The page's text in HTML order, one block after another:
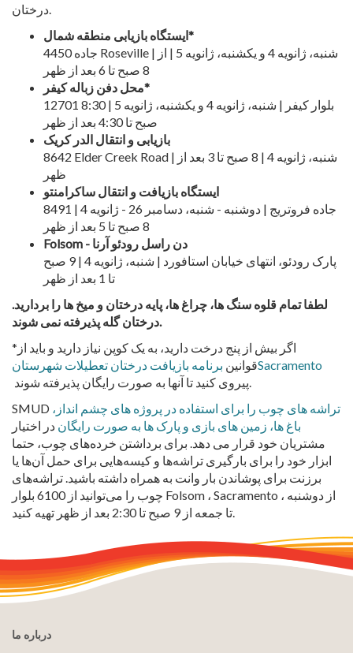
درختان.
ایستگاه بازیابی منطقه شمال*
4450 جاده Roseville | شنبه، ژانویه 4 و یکشنبه، ژانویه 5 | از
8 صبح تا 6 بعد از ظهر
محل دفن زباله کیفر*
12701 بلوار کیفر | شنبه، ژانویه 4 و یکشنبه، ژانویه 5 | 8:30
صبح تا 4:30 بعد از ظهر
بازیابی و انتقال الدر کریک
8642 Elder Creek Road | شنبه، ژانویه 4 | 8 صبح تا 3 بعد از
ظهر
ایستگاه بازیافت و انتقال ساکرامنتو
8491 جاده فروتریج | دوشنبه - شنبه، دسامبر 26 - ژانویه 4 |
8 صبح تا 5 بعد از ظهر
Folsom - دن راسل رودئو آرنا
پارک رودئو، انتهای خیابان استافورد | شنبه، ژانویه 4 | 9 صبح
تا 1 بعد از ظهر
لطفا تمام قلوه سنگ ها، چراغ ها، پایه درختان و میخ ها را بردارید.
درختان گله پذیرفته نمی شوند.
*اگر بیش از پنج درخت دارید، به یک کوپن نیاز دارید و باید از
قوانینبرنامه بازیافت درختان تعطیلات شهرستانSacramento
پیروی کنید تا آنها به صورت رایگان پذیرفته شوند.
SMUD تراشه های چوب را برای استفاده در پروژه های چشم انداز،
باغ ها، زمین های بازی و پارک ها به صورت رایگان در اختیار
مشتریان خود قرار می دهد. برای برداشتن خرده‌های چوب، حتما
ابزار خود را برای بارگیری تراشه‌ها و کیسه‌هایی برای حمل آن‌ها یا
برزنت برای پوشاندن بار وانت به همراه داشته باشید. تراشه‌های
چوب را می‌توانید از 6100 بلوار Folsom ، Sacramento ، از دوشنبه
تا جمعه از 9 صبح تا 2:30 بعد از ظهر تهیه کنید.
درباره ما